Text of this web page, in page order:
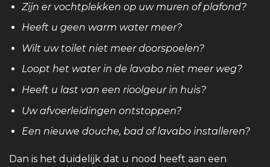
Zijn er vochtplekken op uw muren of plafond?
Heeft u geen warm water meer?
Wilt uw toilet niet meer doorspoelen?
Loopt het water in de lavabo niet meer weg?
Heeft u last van een rioolgeur in huis?
Uw afvoerleidingen ontstoppen?
Een nieuwe douche, bad of lavabo installeren?
Dan is het duidelijk dat u nood heeft aan een